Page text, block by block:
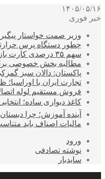
۱۴۰۵/۰۵/۱۶
خبر فوری
وزیر صمت خواستار
چطور دستگاه پرس
سهم ۳۵ درصدی کارت بازرگانی اجاره‌ای از عدم ایفای تعهدات ارزی صادراتی
مطالبه بخش خصوصی
پاکستان: دالان سبز
تجارت ایران با
فروش مستقیم لوله
کاغذ دیواری ساده؛
آینده آموزش؛ چرا
مالیات اصناف باید
ورود
نوشته تصادفی
سایدبار